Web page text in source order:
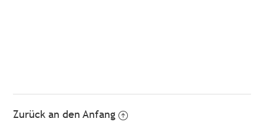
Zurück an den Anfang